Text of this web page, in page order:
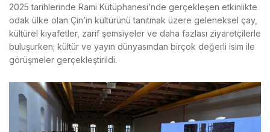
2025 tarihlerinde Rami Kütüphanesi’nde gerçekleşen etkinlikte
odak ülke olan Çin’in kültürünü tanıtmak üzere geleneksel çay,
kültürel kıyafetler, zarif şemsiyeler ve daha fazlası ziyaretçilerle
buluşurken; kültür ve yayın dünyasından birçok değerli isim ile
görüşmeler gerçekleştirildi.